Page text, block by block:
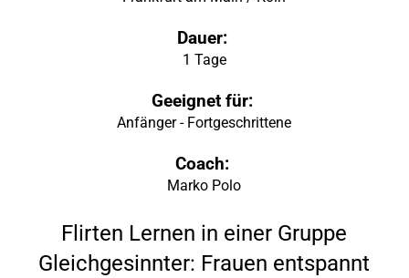
Dauer:
1 Tage
Geeignet für:
Anfänger - Fortgeschrittene
Coach:
Marko Polo
Flirten Lernen in einer Gruppe
Gleichgesinnter: Frauen entspannt